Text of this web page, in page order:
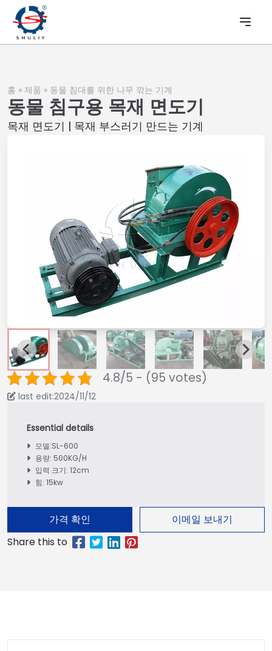
홈 » 제품 » 동물 침대를 위한 나무 깎는 기계
동물 침구용 목재 면도기
목재 면도기 | 목재 부스러기 만드는 기계
4.8/5 - (95 votes)
last edit:2024/11/12
모델:SL-600
용량: 500KG/H
입력 크기: 12cm
힘: 15kw
가격 확인 이메일 보내기